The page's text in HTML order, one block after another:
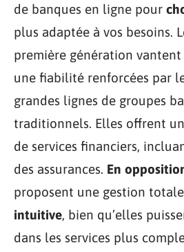
de banques en ligne pour
plus adaptée à vos besoins.
première génération vantent
une fiabilité renforcées par
grandes lignes de groupes
traditionnels. Elles offrent
de services financiers,
des assurances. En
proposent une gestion
intuitive, bien qu’elles
dans les services plus